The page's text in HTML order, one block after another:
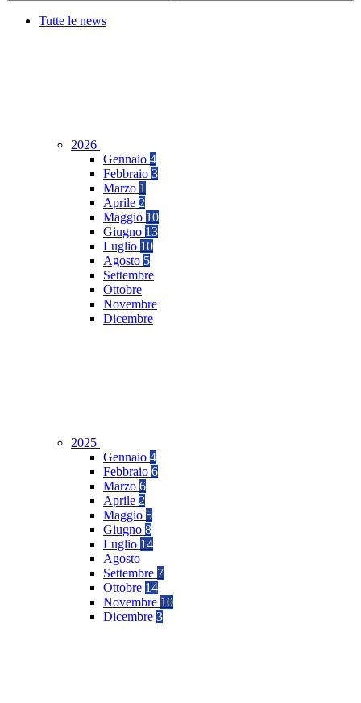
Tutte le news
2026
Gennaio 4
Febbraio 3
Marzo 1
Aprile 2
Maggio 10
Giugno 13
Luglio 10
Agosto 5
Settembre
Ottobre
Novembre
Dicembre
2025
Gennaio 4
Febbraio 6
Marzo 6
Aprile 2
Maggio 5
Giugno 8
Luglio 14
Agosto
Settembre 7
Ottobre 14
Novembre 10
Dicembre 3